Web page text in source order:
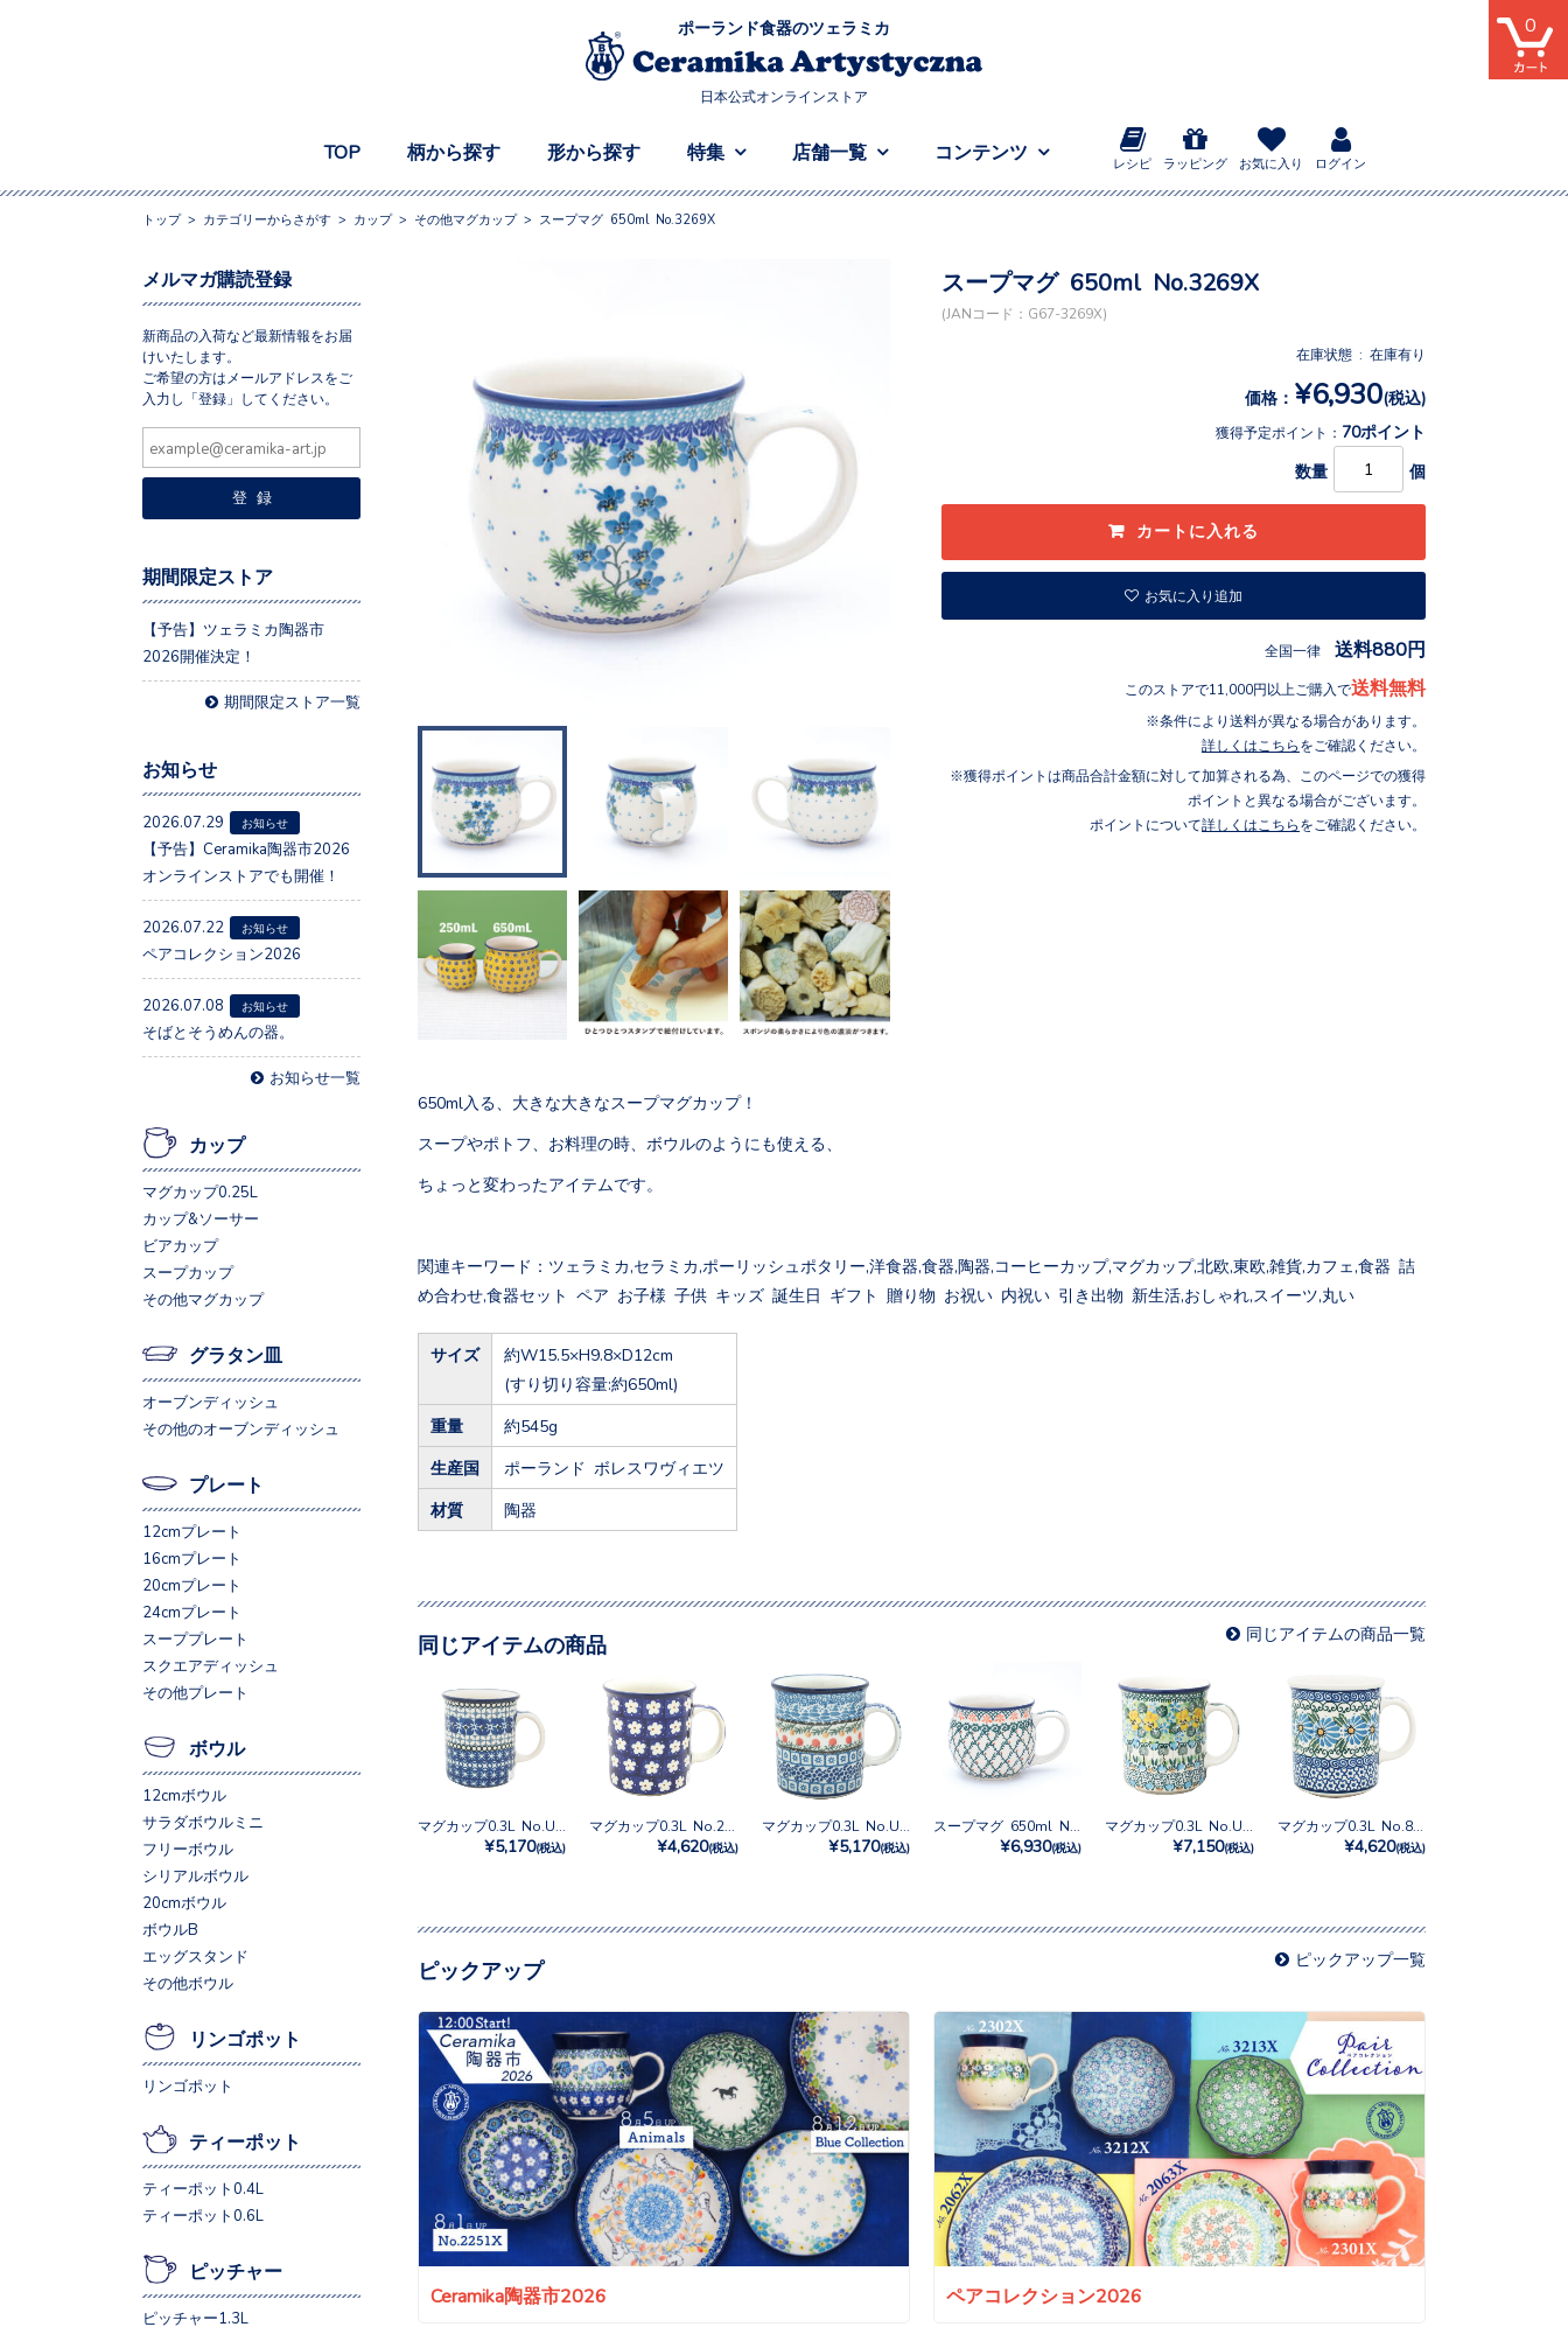
ポーランド食器のツェラミカ
日本公式オンラインストア
TOP 柄から探す 形から探す 特集 店舗一覧 コンテンツ
レシピ ラッピング お気に入り ログイン
0
トップ> カテゴリーからさがす > カップ> その他マグカップ> スープマグ 650ml No.3269X
スープマグ 650ml No.3269X
(JANコード：G67-3269X)
在庫状態 : 在庫有り
価格： ¥6,930(税込)
獲得予定ポイント： 70ポイント
数量 個
お気に入り追加
全国一律 送料880円
このストアで11,000円以上ご購入で送料無料
条件により送料が異なる場合があります。
詳しくはこちら をご確認ください。
獲得ポイントは商品合計金額に対して加算される為、このページでの獲得
ポイントと異なる場合がございます。
ポイントについて詳しくはこちら をご確認ください。
650ml入る、大きな大きなスープマグカップ！
スープやポトフ、お料理の時、ボウルのようにも使える、
ちょっと変わったアイテムです。
関連キーワード：ツェラミカ,セラミカ,ポーリッシュポタリー,洋食器,食器,陶器,コーヒーカップ,マグカップ,北欧,東欧,雑貨,カフェ,食器 詰
め合わせ,食器セット ペア お子様 子供 キッズ 誕生日 ギフト 贈り物 お祝い 内祝い 引き出物 新生活,おしゃれ,スイーツ,丸い
サイズ
約W15.5×H9.8×D12cm
(すり切り容量:約650ml)
重量 約545g
生産国 ポーランド ボレスワヴィエツ
材質 陶器
同じアイテムの商品 同じアイテムの商品一覧
¥5,170(税込) ¥4,620(税込) ¥5,170(税込) ¥6,930(税込) ¥7,150(税込)
マグカップ0.3L No.835
¥4,620(税込)
ピックアップ ピックアップ一覧
Ceramika陶器市2026 ペアコレクション2026
メルマガ購読登録
新商品の入荷など最新情報をお届
けいたします。
ご希望の方はメールアドレスをご
入力し「登録」してください。
期間限定ストア
【予告】ツェラミカ陶器市
2026開催決定！
期間限定ストア一覧
お知らせ
2026.07.29 お知らせ
【予告】Ceramika陶器市2026
オンラインストアでも開催！
2026.07.22 お知らせ
ペアコレクション2026
2026.07.08 お知らせ
そばとそうめんの器。
お知らせ一覧
カップ
マグカップ0.25L
カップ&ソーサー
ビアカップ
スープカップ
その他マグカップ
グラタン皿
オーブンディッシュ
その他のオーブンディッシュ
プレート
12cmプレート
16cmプレート
20cmプレート
24cmプレート
スーププレート
スクエアディッシュ
その他プレート
ボウル
12cmボウル
サラダボウルミニ
フリーボウル
シリアルボウル
20cmボウル
ボウルB
エッグスタンド
その他ボウル
リンゴポット
リンゴポット
ティーポット
ティーポット0.4L
ティーポット0.6L
ピッチャー
ピッチャー1.3L